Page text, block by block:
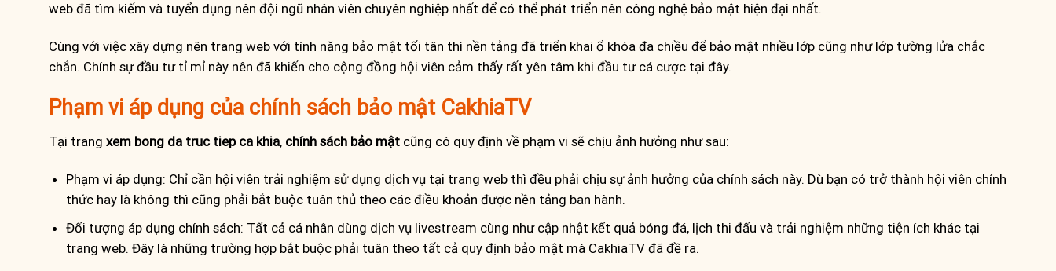
web đã tìm kiếm và tuyển dụng nên đội ngũ nhân viên chuyên nghiệp nhất để có thể phát triển nên công nghệ bảo mật hiện đại nhất.
Cùng với việc xây dựng nên trang web với tính năng bảo mật tối tân thì nền tảng đã triển khai ổ khóa đa chiều để bảo mật nhiều lớp cũng như lớp tường lửa chắc
chắn. Chính sự đầu tư tỉ mỉ này nên đã khiến cho cộng đồng hội viên cảm thấy rất yên tâm khi đầu tư cá cược tại đây.
Phạm vi áp dụng của chính sách bảo mật CakhiaTV
Tại trang xem bong da truc tiep ca khia, chính sách bảo mật cũng có quy định về phạm vi sẽ chịu ảnh hưởng như sau:
Phạm vi áp dụng: Chỉ cần hội viên trải nghiệm sử dụng dịch vụ tại trang web thì đều phải chịu sự ảnh hưởng của chính sách này. Dù bạn có trở thành hội viên chính
thức hay là không thì cũng phải bắt buộc tuân thủ theo các điều khoản được nền tảng ban hành.
Đối tượng áp dụng chính sách: Tất cả cá nhân dùng dịch vụ livestream cùng như cập nhật kết quả bóng đá, lịch thi đấu và trải nghiệm những tiện ích khác tại
trang web. Đây là những trường hợp bắt buộc phải tuân theo tất cả quy định bảo mật mà CakhiaTV đã đề ra.